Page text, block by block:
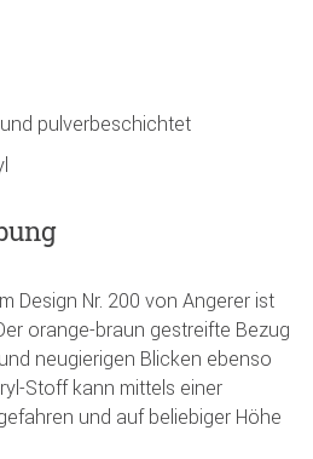
pulverbeschichtet
Design Nr. 200 von Angerer ist
orange-braun gestreifte Bezug
neugierigen Blicken ebenso
Stoff kann mittels einer
und auf beliebiger Höhe